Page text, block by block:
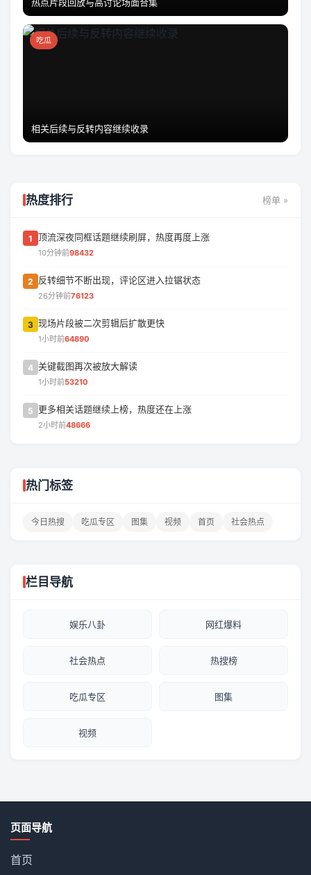
吃瓜
相关后续与反转内容继续收录
热度排行 榜单 »
1 顶流深夜同框话题继续刷屏，热度再度上涨
10分钟前98432
2 反转细节不断出现，评论区进入拉锯状态
26分钟前76123
3 现场片段被二次剪辑后扩散更快
1小时前64890
4 关键截图再次被放大解读
1小时前53210
5 更多相关话题继续上榜，热度还在上涨
2小时前48666
热门标签
今日热搜 吃瓜专区 图集 视频 首页 社会热点
栏目导航
娱乐八卦 网红爆料
社会热点 热搜榜
吃瓜专区 图集
视频
页面导航
首页